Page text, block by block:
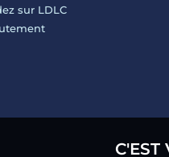
C'EST
sur LDLC